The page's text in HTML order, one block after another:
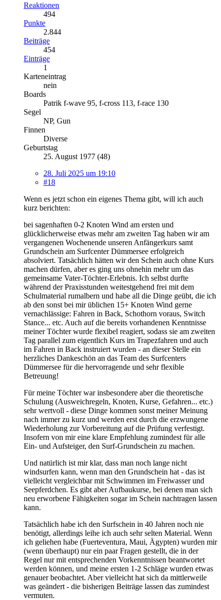
Reaktionen
494
Punkte
2.844
Beiträge
454
Einträge
1
Karteneintrag
nein
Boards
Patrik f-wave 95, f-cross 113, f-race 130
Segel
NP, Gun
Finnen
Diverse
Geburtstag
25. August 1977 (48)
28. Juli 2025 um 19:10
#18
Wenn es jetzt schon ein eigenes Thema gibt, will ich auch
kurz berichten:
bei sagenhaften 0-2 Knoten Wind am ersten und
glücklicherweise etwas mehr am zweiten Tag haben wir am
vergangenen Wochenende unseren Anfängerkurs samt
Grundschein am Surfcenter Dümmersee erfolgreich
absolviert. Tatsächlich hätten wir den Schein auch ohne Kurs
machen dürfen, aber es ging uns ohnehin mehr um das
gemeinsame Vater-Töchter-Erlebnis. Ich selbst durfte
während der Praxisstunden weitestgehend frei mit dem
Schulmaterial rumalbern und habe all die Dinge geübt, die ich
ab den sonst bei mir üblichen 15+ Knoten Wind gerne
vernachlässige: Fahren in Back, Schothorn voraus, Switch
Stance... etc. Auch auf die bereits vorhandenen Kenntnisse
meiner Töchter wurde flexibel reagiert, sodass sie am zweiten
Tag parallel zum eigentlich Kurs im Trapezfahren und auch
im Fahren in Back instruiert wurden - an dieser Stelle ein
herzliches Dankeschön an das Team des Surfcenters
Dümmersee für die hervorragende und sehr flexible
Betreuung!
Für meine Töchter war insbesondere aber die theoretische
Schulung (Ausweichregeln, Knoten, Kurse, Gefahren... etc.)
sehr wertvoll - diese Dinge kommen sonst meiner Meinung
nach immer zu kurz und werden erst durch die erzwungene
Wiederholung zur Vorbereitung auf die Prüfung verfestigt.
Insofern von mir eine klare Empfehlung zumindest für alle
Ein- und Aufsteiger, den Surf-Grundschein zu machen.
Und natürlich ist mir klar, dass man noch lange nicht
windsurfen kann, wenn man den Grundschein hat - das ist
vielleicht vergleichbar mit Schwimmen im Freiwasser und
Seepferdchen. Es gibt aber Aufbaukurse, bei denen man sich
neu erworbene Fähigkeiten sogar im Schein nachtragen lassen
kann.
Tatsächlich habe ich den Surfschein in 40 Jahren noch nie
benötigt, allerdings leihe ich auch sehr selten Material. Wenn
ich geliehen habe (Fuerteventura, Maui, Ägypten) wurden mir
(wenn überhaupt) nur ein paar Fragen gestellt, die in der
Regel nur mit entsprechenden Vorkenntnissen beantwortet
werden können, und meine ersten 1-2 Schläge wurden etwas
genauer beobachtet. Aber vielleicht hat sich da mittlerweile
was geändert - die bisherigen Beiträge lassen das zumindest
vermuten.